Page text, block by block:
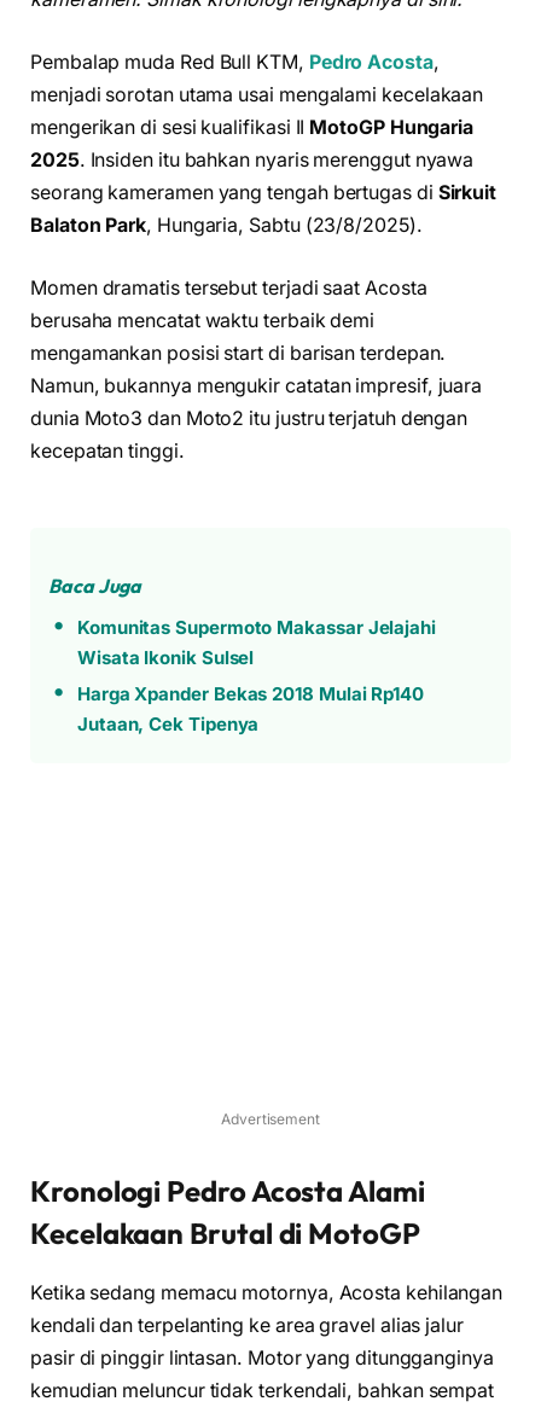
Pembalap muda Red Bull KTM, Pedro Acosta,
menjadi sorotan utama usai mengalami kecelakaan
mengerikan di sesi kualifikasi II MotoGP Hungaria
2025. Insiden itu bahkan nyaris merenggut nyawa
seorang kameramen yang tengah bertugas di Sirkuit
Balaton Park, Hungaria, Sabtu (23/8/2025).
Momen dramatis tersebut terjadi saat Acosta
berusaha mencatat waktu terbaik demi
mengamankan posisi start di barisan terdepan.
Namun, bukannya mengukir catatan impresif, juara
dunia Moto3 dan Moto2 itu justru terjatuh dengan
kecepatan tinggi.
Baca Juga
Komunitas Supermoto Makassar Jelajahi
Wisata Ikonik Sulsel
Harga Xpander Bekas 2018 Mulai Rp140
Jutaan, Cek Tipenya
Advertisement
Kronologi Pedro Acosta Alami
Kecelakaan Brutal di MotoGP
Ketika sedang memacu motornya, Acosta kehilangan
kendali dan terpelanting ke area gravel alias jalur
pasir di pinggir lintasan. Motor yang ditungganginya
kemudian meluncur tidak terkendali, bahkan sempat